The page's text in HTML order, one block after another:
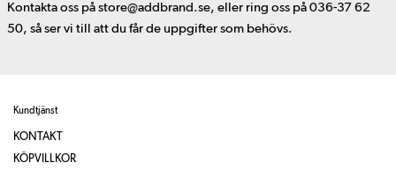
Kontakta oss på store@addbrand.se, eller ring oss på 036-37 62
50, så ser vi till att du får de uppgifter som behövs.
Kundtjänst
KONTAKT
KÖPVILLKOR